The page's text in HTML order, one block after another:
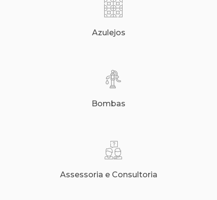
Azulejos
Bombas
Assessoria e Consultoria